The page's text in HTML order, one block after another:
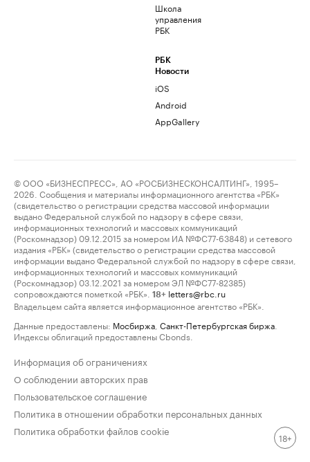
Школа
управления
РБК
РБК
Новости
iOS
Android
AppGallery
© ООО «БИЗНЕСПРЕСС», АО «РОСБИЗНЕСКОНСАЛТИНГ», 1995–
2026. Сообщения и материалы информационного агентства «РБК»
(свидетельство о регистрации средства массовой информации
выдано Федеральной службой по надзору в сфере связи,
информационных технологий и массовых коммуникаций
(Роскомнадзор) 09.12.2015 за номером ИА №ФС77-63848) и сетевого
издания «РБК» (свидетельство о регистрации средства массовой
информации выдано Федеральной службой по надзору в сфере связи,
информационных технологий и массовых коммуникаций
(Роскомнадзор) 03.12.2021 за номером ЭЛ №ФС77-82385)
сопровождаются пометкой «РБК».
18+ letters@rbc.ru
Владельцем сайта является информационное агентство «РБК».
Данные предоставлены: Мосбиржа Санкт-Петербургская биржа
Индексы облигаций предоставлены Cbonds.
Информация об ограничениях
О соблюдении авторских прав
Пользовательское соглашение
Политика в отношении обработки персональных данных
Политика обработки файлов cookie
18+